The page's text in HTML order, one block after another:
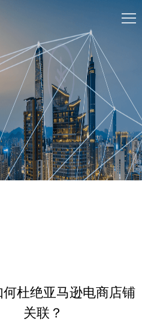
杜绝亚马逊电商店铺
关联？